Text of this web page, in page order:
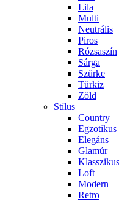
Lila
Multi
Neutrális
Piros
Rózsaszín
Sárga
Szürke
Türkiz
Zöld
Stílus
Country
Egzotikus
Elegáns
Glamúr
Klasszikus
Loft
Modern
Retro